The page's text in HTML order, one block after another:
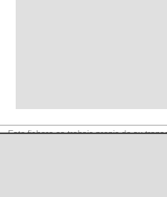
Este fichero es trabajo propio de su